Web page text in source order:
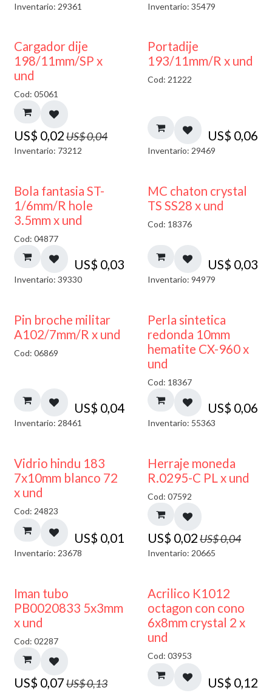
Inventario: 29361 Inventario: 35479
50% DESCUENTO
Cargador dije
198/11mm/SP x
und
Cod: 05061
US$ 0,02US$0,04
Inventario: 73212
Portadije
193/11mm/R x und
Cod: 21222
US$ 0,06
Inventario: 29469
Bola fantasia ST-
1/6mm/R hole
3.5mm x und
Cod: 04877
US$ 0,03
Inventario: 39330
MC chaton crystal
TS SS28 x und
Cod: 18376
US$ 0,03
Inventario: 94979
Pin broche militar
A102/7mm/R x und
Cod: 06869
US$ 0,04
Inventario: 28461
Perla sintetica
redonda 10mm
hematite CX-960 x
und
Cod: 18367
US$ 0,06
Inventario: 55363
40% DESCUENTO
Vidrio hindu 183
7x10mm blanco 72
x und
Cod: 24823
US$ 0,01
Inventario: 23678
50% DESCUENTO
Herraje moneda
R.0295-C PL x und
Cod: 07592
US$ 0,02US$0,04
Inventario: 20665
50% DESCUENTO
Iman tubo
PB0020833 5x3mm
x und
Cod: 02287
US$ 0,07US$0,13
Acrilico K1012
octagon con cono
6x8mm crystal 2 x
und
Cod: 03953
US$ 0,12